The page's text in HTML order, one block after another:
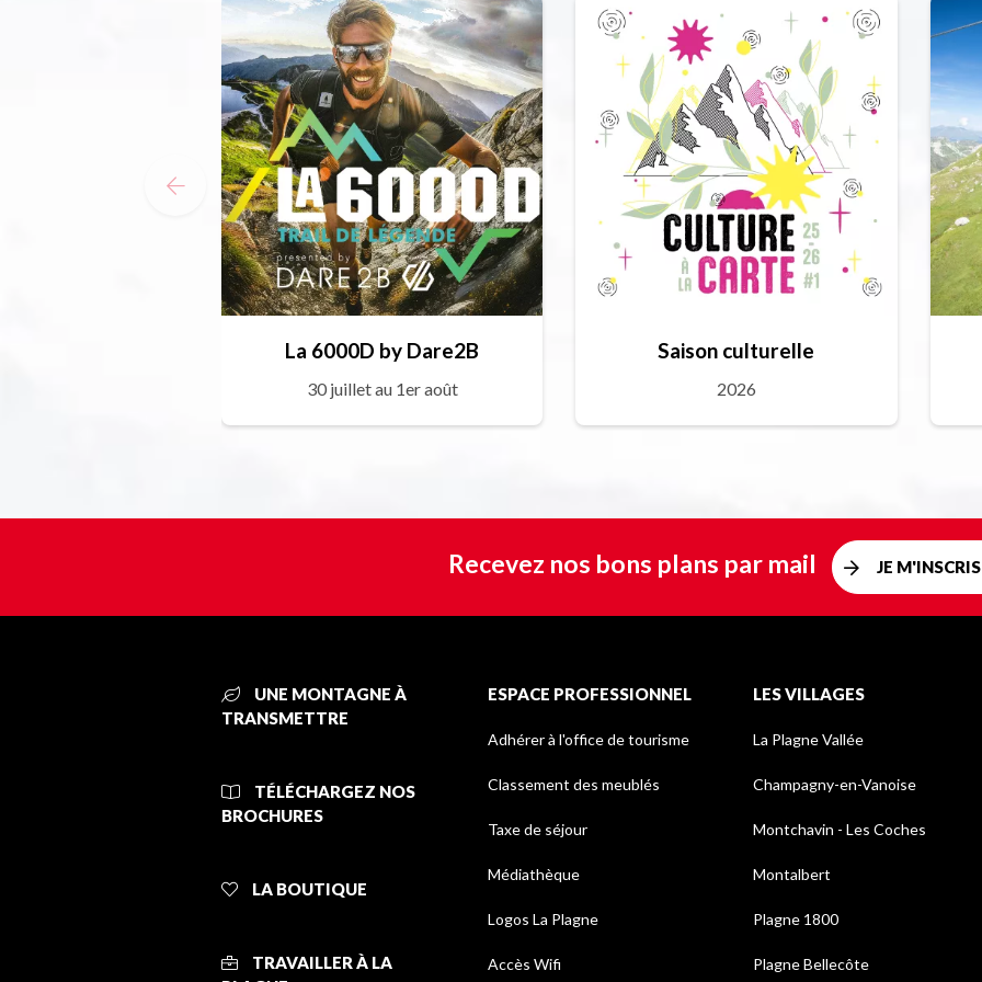
La 6000D by Dare2B
30 juillet au 1er août
Saison culturelle
2026
Recevez nos bons plans par mail JE M'INSCRIS
UNE MONTAGNE À
TRANSMETTRE
TÉLÉCHARGEZ NOS
BROCHURES
LA BOUTIQUE
TRAVAILLER À LA
ESPACE PROFESSIONNEL
Adhérer à l'office de tourisme
Classement des meublés
Taxe de séjour
Médiathèque
Logos La Plagne
Accès Wifi
LES VILLAGES
La Plagne Vallée
Champagny-en-Vanoise
Montchavin - Les Coches
Montalbert
Plagne 1800
Plagne Bellecôte